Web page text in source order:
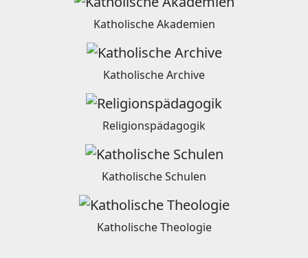
Katholische Akademien
Katholische Archive
Religionspädagogik
Katholische Schulen
Katholische Theologie